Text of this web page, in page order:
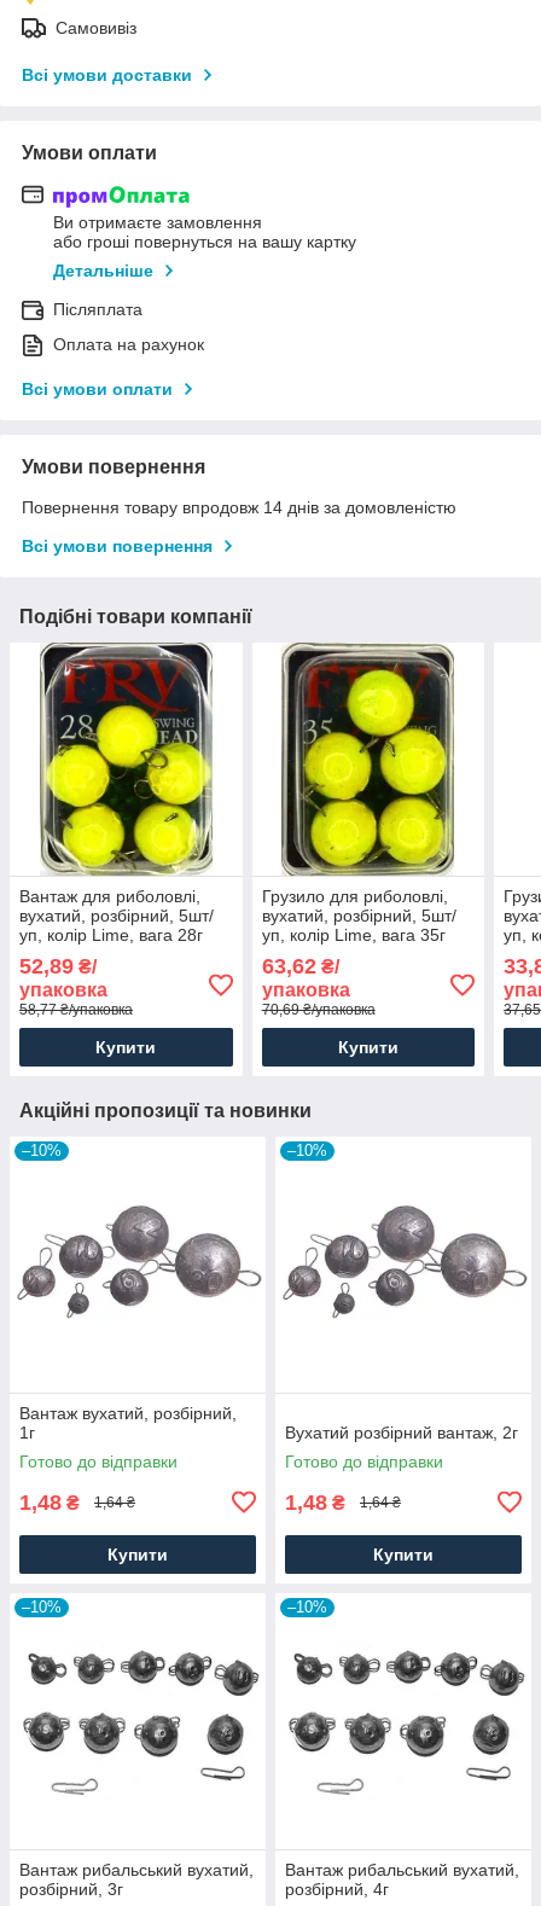
Самовивіз
Всі умови доставки
Умови оплати
Ви отримаєте замовлення
або гроші повернуться на вашу картку
Детальніше
Післяплата
Оплата на рахунок
Всі умови оплати
Умови повернення
Повернення товару впродовж 14 днів за домовленістю
Всі умови повернення
Подібні товари компанії
Вантаж для риболовлі,
вухатий, розбірний, 5шт/
уп, колір Lime, вага 28г
52,89 ₴/
упаковка
58,77 ₴/упаковка
Купити
Грузило для риболовлі,
вухатий, розбірний, 5шт/
уп, колір Lime, вага 35г
63,62₴/
упаковка
70,69 ₴/упаковка
Купити
уп,
Акційні пропозиції та новинки
–10%
Вантаж вухатий, розбірний,
1г
Готово до відправки
1,48 ₴ 1,64 ₴
Купити
–10%
Вухатий розбірний вантаж, 2г
Готово до відправки
1,48 ₴ 1,64 ₴
Купити
–10%
Вантаж рибальський вухатий,
розбірний, 3г
–10%
Вантаж рибальський вухатий,
розбірний, 4г